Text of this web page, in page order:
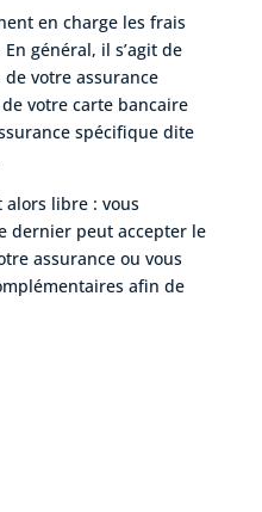
en charge les frais
général, il s’agit de
votre assurance
votre carte bancaire
spécifique dite
alors libre : vous
dernier peut accepter le
assurance ou vous
afin de